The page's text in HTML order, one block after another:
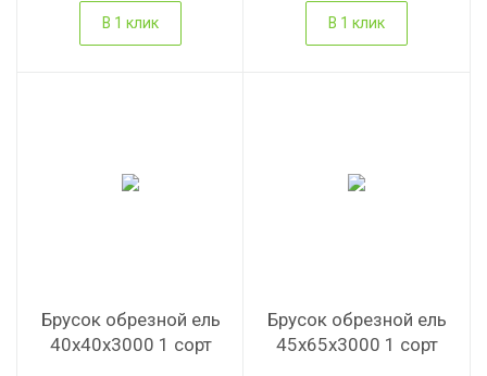
В 1 клик В 1 клик
Брусок обрезной ель
40х40х3000 1 сорт
Брусок обрезной ель
45х65х3000 1 сорт